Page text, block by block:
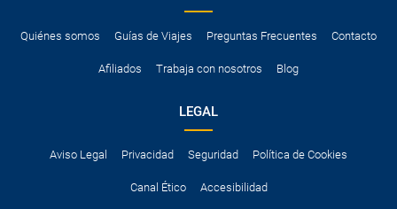
Quiénes somos Guías de Viajes Preguntas Frecuentes Contacto
Afiliados Trabaja con nosotros Blog
LEGAL
Aviso Legal Privacidad Seguridad Política de Cookies
Canal Ético Accesibilidad